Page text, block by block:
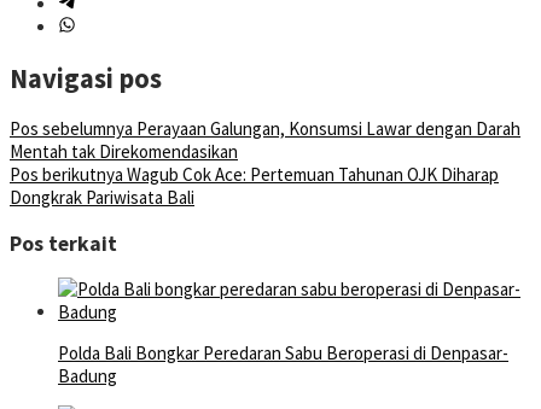
Navigasi pos
Pos sebelumnya Perayaan Galungan, Konsumsi Lawar dengan Darah
Mentah tak Direkomendasikan
Pos berikutnya Wagub Cok Ace: Pertemuan Tahunan OJK Diharap
Dongkrak Pariwisata Bali
Pos terkait
Polda Bali Bongkar Peredaran Sabu Beroperasi di Denpasar-
Badung